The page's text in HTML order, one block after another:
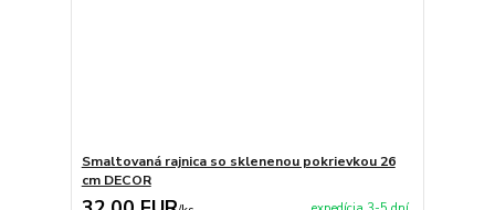
Smaltovaná rajnica so sklenenou pokrievkou 26
cm DECOR